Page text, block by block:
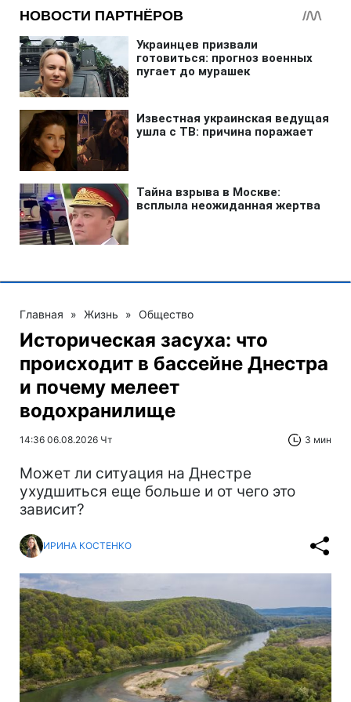
Главная » Жизнь » Общество
Историческая засуха: что
происходит в бассейне Днестра
и почему мелеет
водохранилище
14:36 06.08.2026 Чт 3 мин
Может ли ситуация на Днестре
ухудшиться еще больше и от чего это
зависит?
ИРИНА КОСТЕНКО